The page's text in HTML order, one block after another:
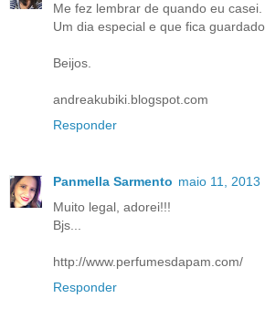
Me fez lembrar de quando eu casei.
Um dia especial e que fica
Beijos.
andreakubiki.blogspot.com
Responder
Panmella Sarmento maio 11, 2013
Muito legal, adorei!!!
Bjs...
http://www.perfumesdapam.com/
Responder